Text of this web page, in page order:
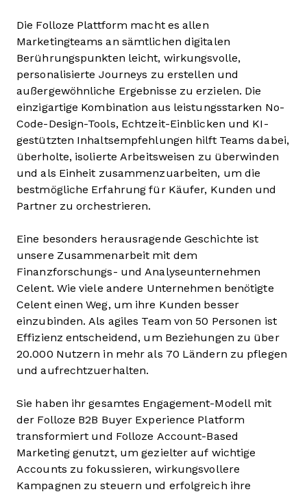
Die Folloze Plattform macht es allen
Marketingteams an sämtlichen digitalen
Berührungspunkten leicht, wirkungsvolle,
personalisierte Journeys zu erstellen und
außergewöhnliche Ergebnisse zu erzielen. Die
einzigartige Kombination aus leistungsstarken No-
Code-Design-Tools, Echtzeit-Einblicken und KI-
gestützten Inhaltsempfehlungen hilft Teams dabei,
überholte, isolierte Arbeitsweisen zu überwinden
und als Einheit zusammenzuarbeiten, um die
bestmögliche Erfahrung für Käufer, Kunden und
Partner zu orchestrieren.
Eine besonders herausragende Geschichte ist
unsere Zusammenarbeit mit dem
Finanzforschungs- und Analyseunternehmen
Celent. Wie viele andere Unternehmen benötigte
Celent einen Weg, um ihre Kunden besser
einzubinden. Als agiles Team von 50 Personen ist
Effizienz entscheidend, um Beziehungen zu über
20.000 Nutzern in mehr als 70 Ländern zu pflegen
und aufrechtzuerhalten.
Sie haben ihr gesamtes Engagement-Modell mit
der Folloze B2B Buyer Experience Platform
transformiert und Folloze Account-Based
Marketing genutzt, um gezielter auf wichtige
Accounts zu fokussieren, wirkungsvollere
Kampagnen zu steuern und erfolgreich ihre